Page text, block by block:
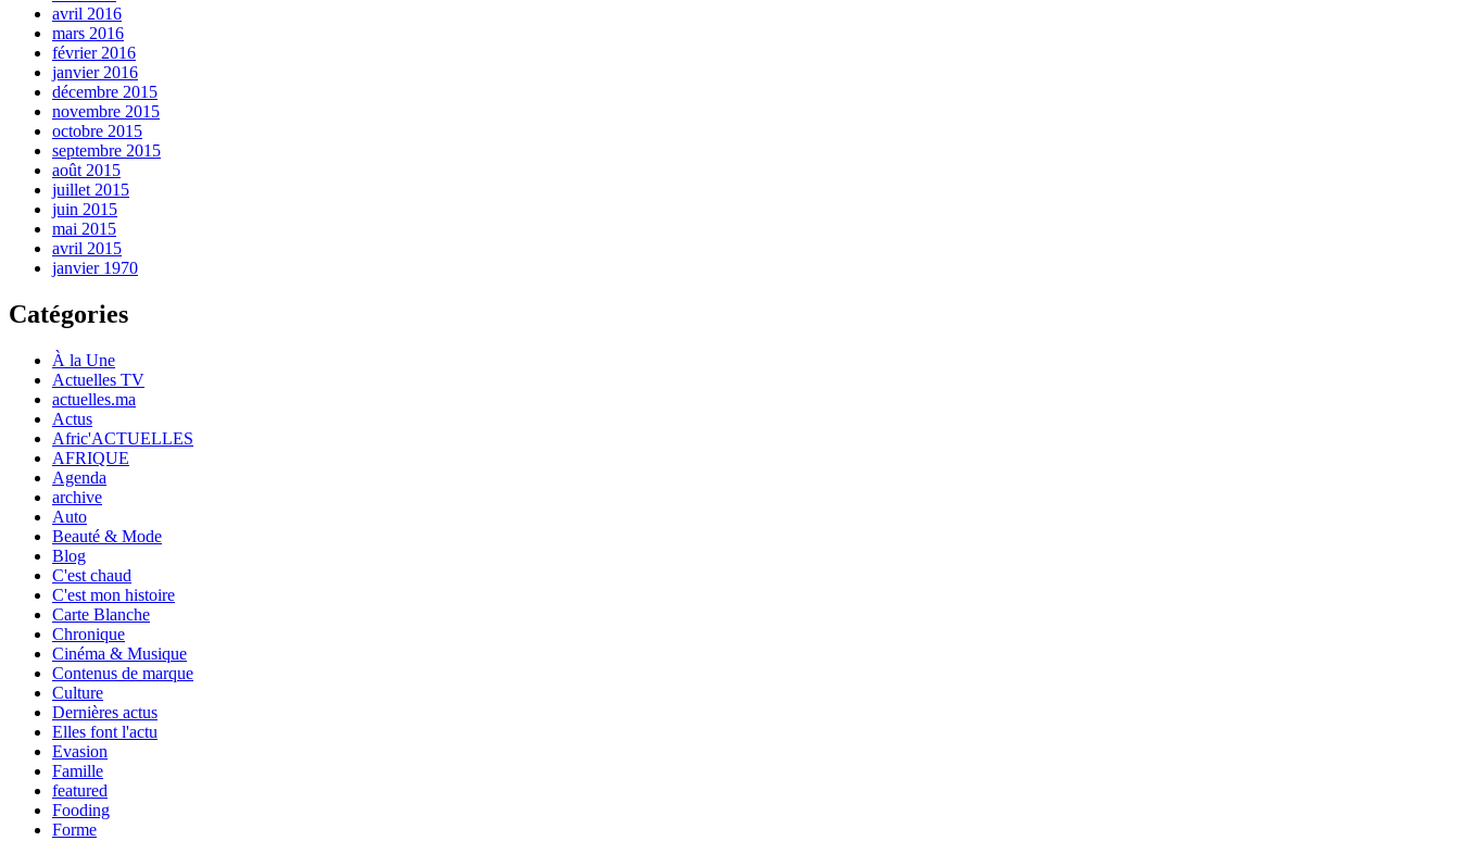
avril 2016
mars 2016
février 2016
janvier 2016
décembre 2015
novembre 2015
octobre 2015
septembre 2015
août 2015
juillet 2015
juin 2015
mai 2015
avril 2015
janvier 1970
Catégories
À la Une
Actuelles TV
actuelles.ma
Actus
Afric'ACTUELLES
AFRIQUE
Agenda
archive
Auto
Beauté & Mode
Blog
C'est chaud
C'est mon histoire
Carte Blanche
Chronique
Cinéma & Musique
Contenus de marque
Culture
Dernières actus
Elles font l'actu
Evasion
Famille
featured
Fooding
Forme